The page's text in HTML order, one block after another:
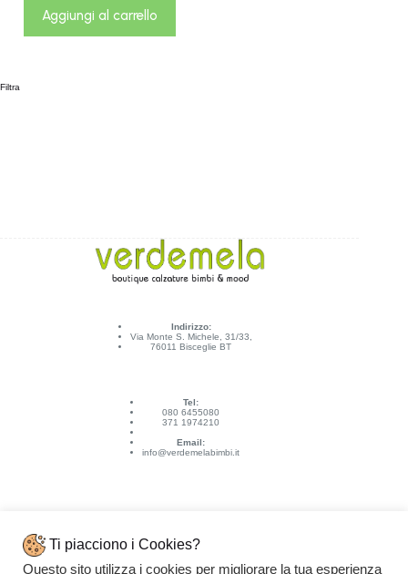
Aggiungi al carrello
Filtra
Indirizzo:
Via Monte S. Michele, 31/33,
76011 Bisceglie BT
Tel:
080 6455080
371 1974210
Email:
info@verdemelabimbi.it
Ti piacciono i Cookies?
Questo sito utilizza i cookies per migliorare la tua esperienza